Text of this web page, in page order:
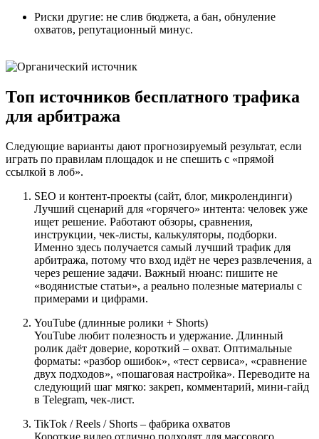
Риски другие: не слив бюджета, а бан, обнуление
охватов, репутационный минус.
Топ источников бесплатного трафика
для арбитража
Следующие варианты дают прогнозируемый результат, если
играть по правилам площадок и не спешить с «прямой
ссылкой в лоб».
SEO и контент-проекты (сайт, блог, микролендинги)
Лучший сценарий для «горячего» интента: человек уже
ищет решение. Работают обзоры, сравнения,
инструкции, чек-листы, калькуляторы, подборки.
Именно здесь получается самый лучший трафик для
арбитража, потому что вход идёт не через развлечения, а
через решение задачи. Важный нюанс: пишите не
«водянистые статьи», а реально полезные материалы с
примерами и цифрами.
YouTube (длинные ролики + Shorts)
YouTube любит полезность и удержание. Длинный
ролик даёт доверие, короткий – охват. Оптимальные
форматы: «разбор ошибок», «тест сервиса», «сравнение
двух подходов», «пошаговая настройка». Переводите на
следующий шаг мягко: закреп, комментарий, мини-гайд
в Telegram, чек-лист.
TikTok / Reels / Shorts – фабрика охватов